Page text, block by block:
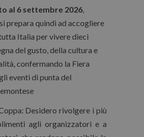
al 6 settembre 2026
prepara quindi ad accogliere
Italia per vivere dieci
del gusto, della cultura e
confermando la Fiera
eventi di punta del
Desidero rivolgere i più
agli organizzatori e a